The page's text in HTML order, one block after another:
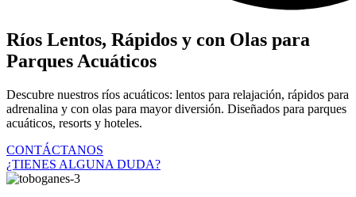
Ríos Lentos, Rápidos y con Olas para
Parques Acuáticos
Descubre nuestros ríos acuáticos: lentos para relajación, rápidos para
adrenalina y con olas para mayor diversión. Diseñados para parques
acuáticos, resorts y hoteles.
CONTÁCTANOS
¿TIENES ALGUNA DUDA?